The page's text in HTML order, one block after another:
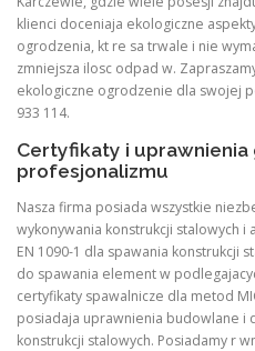
klienci doceniaja ekologiczne
ogrodzenia, kt re sa trwale i nie
zmniejsza ilosc odpad w.
ekologiczne ogrodzenie dla swojej
933 114.
Certyfikaty i uprawnienia
profesjonalizmu
Nasza firma posiada wszystkie
wykonywania konstrukcji stalowych i
EN 1090-1 dla spawania konstrukcji
do spawania element w
certyfikaty spawalnicze dla metod
posiadaja uprawnienia budowlane i
konstrukcji stalowych. Posiadamy r